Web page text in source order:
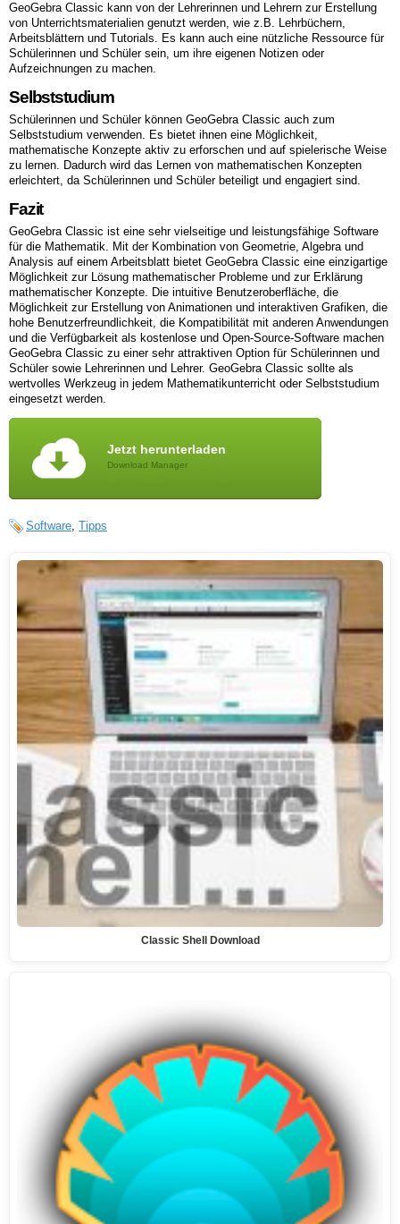
GeoGebra Classic kann von der Lehrerinnen und Lehrern zur Erstellung
von Unterrichtsmaterialien genutzt werden, wie z.B. Lehrbüchern,
Arbeitsblättern und Tutorials. Es kann auch eine nützliche Ressource für
Schülerinnen und Schüler sein, um ihre eigenen Notizen oder
Aufzeichnungen zu machen.
Selbststudium
Schülerinnen und Schüler können GeoGebra Classic auch zum
Selbststudium verwenden. Es bietet ihnen eine Möglichkeit,
mathematische Konzepte aktiv zu erforschen und auf spielerische Weise
zu lernen. Dadurch wird das Lernen von mathematischen Konzepten
erleichtert, da Schülerinnen und Schüler beteiligt und engagiert sind.
Fazit
GeoGebra Classic ist eine sehr vielseitige und leistungsfähige Software
für die Mathematik. Mit der Kombination von Geometrie, Algebra und
Analysis auf einem Arbeitsblatt bietet GeoGebra Classic eine einzigartige
Möglichkeit zur Lösung mathematischer Probleme und zur Erklärung
mathematischer Konzepte. Die intuitive Benutzeroberfläche, die
Möglichkeit zur Erstellung von Animationen und interaktiven Grafiken, die
hohe Benutzerfreundlichkeit, die Kompatibilität mit anderen Anwendungen
und die Verfügbarkeit als kostenlose und Open-Source-Software machen
GeoGebra Classic zu einer sehr attraktiven Option für Schülerinnen und
Schüler sowie Lehrerinnen und Lehrer. GeoGebra Classic sollte als
wertvolles Werkzeug in jedem Mathematikunterricht oder Selbststudium
eingesetzt werden.
Jetzt herunterladen
Download Manager
Software Tipps
Classic Shell Download